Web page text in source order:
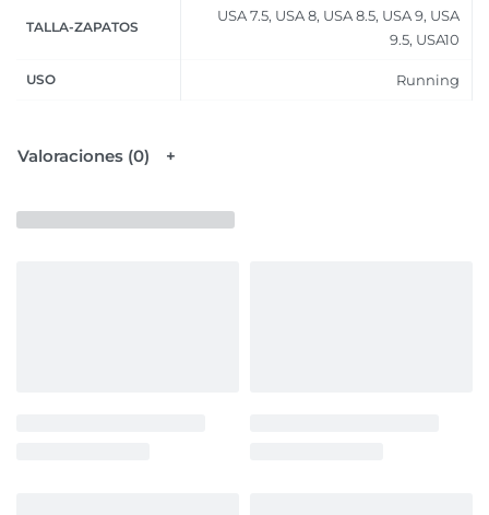
TALLA-ZAPATOS
USA 7.5, USA 8, USA 8.5, USA 9, USA
9.5, USA10
USO Running
Valoraciones (0)